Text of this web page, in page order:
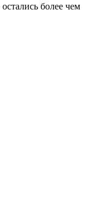
более чем